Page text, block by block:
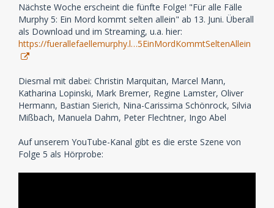
Nächste Woche erscheint die fünfte Folge! "Für alle Fälle
Murphy 5: Ein Mord kommt selten allein" ab 13. Juni. Überall
als Download und im Streaming, u.a. hier:
https://fuerallefaellemurphy.l…5EinMordKommtSeltenAllein
Diesmal mit dabei: Christin Marquitan, Marcel Mann,
Katharina Lopinski, Mark Bremer, Regine Lamster, Oliver
Hermann, Bastian Sierich, Nina-Carissima Schönrock, Silvia
Mißbach, Manuela Dahm, Peter Flechtner, Ingo Abel
Auf unserem YouTube-Kanal gibt es die erste Szene von
Folge 5 als Hörprobe: